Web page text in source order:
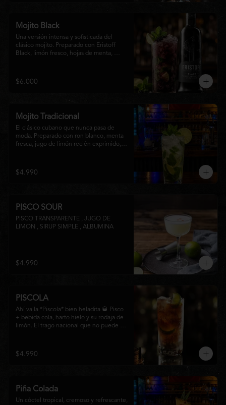
Mojito Black
Una versión intensa y sofisticada del
clásico mojito. Preparado con Eristoff
Black, limón fresco, hojas de menta,
equilibrio perfecto entre frescura, dulzor
y un ligero toque cítrico, convirtiéndolo
$6.000
Mojito Tradicional
El clásico cubano que nunca pasa de
moda. Preparado con ron blanco, menta
fresca, jugo de limón recién exprimido,
aromático y perfectamente equilibrado,
ideal para disfrutar en cualquier ocasión.
$4.990
PISCO SOUR
PISCO TRANSPARENTE , JUGO DE
LIMON , SIRUP SIMPLE , ALBUMINA
$4.990
PISCOLA
Ahí va la *Piscola* bien heladita 🥃 Pisco
+ bebida cola, harto hielo y su rodaja de
limón. El trago nacional que no puede
$4.990
Piña Colada
Un cóctel tropical, cremoso y refrescante,